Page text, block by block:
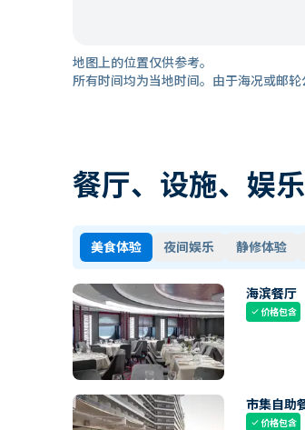
地图上的位置仅供参考。
所有时间均为当地时间。由于海况或邮
餐厅、设施、娱
美食体验 夜间娱乐 静修体验
海滨餐厅
check价格包含
市集自助
check价格包含